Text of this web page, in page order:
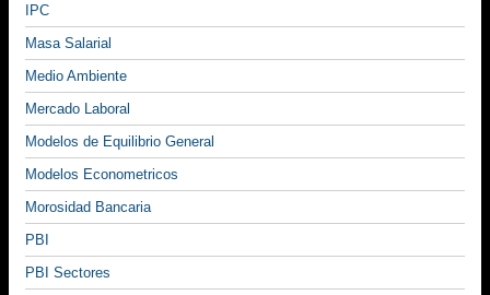
IPC
Masa Salarial
Medio Ambiente
Mercado Laboral
Modelos de Equilibrio General
Modelos Econometricos
Morosidad Bancaria
PBI
PBI Sectores